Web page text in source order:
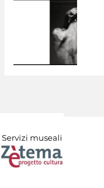
Servizi museali